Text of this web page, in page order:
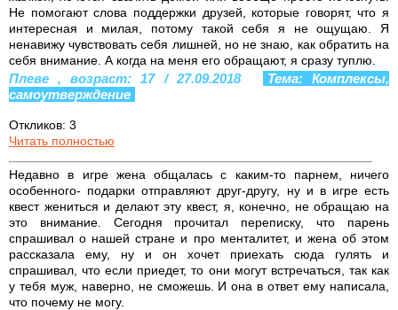
Не помогают слова поддержки друзей, которые говорят, что я
интересная и милая, потому такой себя я не ощущаю. Я
ненавижу чувствовать себя лишней, но не знаю, как обратить на
себя внимание. А когда на меня его обращают, я сразу туплю.
Плеве , возраст: 17 / 27.09.2018
Тема: Комплексы,
самоутверждение
Откликов: 3
Читать полностью
Недавно в игре жена общалась с каким-то парнем, ничего
особенного- подарки отправляют друг-другу, ну и в игре есть
квест жениться и делают эту квест, я, конечно, не обращаю на
это внимание. Сегодня прочитал переписку, что парень
спрашивал о нашей стране и про менталитет, и жена об этом
рассказала ему, ну и он хочет приехать сюда гулять и
спрашивал, что если приедет, то они могут встречаться, так как
у тебя муж, наверно, не сможешь. И она в ответ ему написала,
что почему не могу.